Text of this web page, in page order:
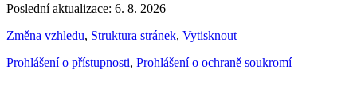
Poslední aktualizace: 6. 8. 2026
Změna vzhledu, Struktura stránek, Vytisknout
Prohlášení o přístupnosti, Prohlášení o ochraně soukromí